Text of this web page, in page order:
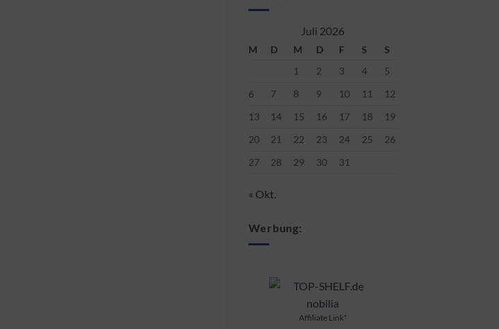
Juli 2026
M D M D F S
S
1
2 3 4
5
6
7 8 9 10 11
12
13
14 15 16 17 18
19
20
21 22 23 24 25
26
27
28 29 30 31
« Okt.
Werbung:
Affiliate Link*